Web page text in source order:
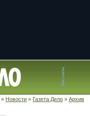
» Новости » Газета Дело » Архив